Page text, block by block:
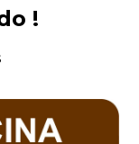
!